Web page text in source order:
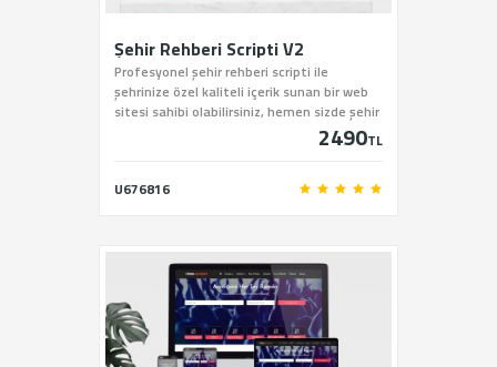
Şehir Rehberi Scripti V2
Profesyonel şehir rehberi scripti ile
şehrinize özel kaliteli içerik sunan bir web
sitesi sahibi olabilirsiniz, hemen sizde şehir
rehberi scriptini sitemiz üzerinden satın
2490TL
U676816